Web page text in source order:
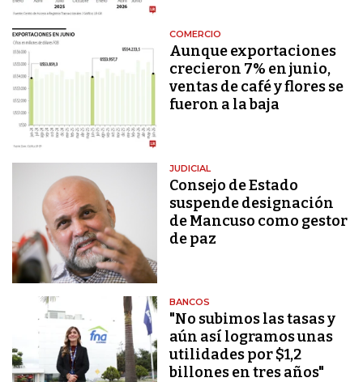
COMERCIO
Aunque exportaciones
crecieron 7% en junio,
ventas de café y flores se
fueron a la baja
JUDICIAL
Consejo de Estado
suspende designación
de Mancuso como gestor
de paz
BANCOS
"No subimos las tasas y
aún así logramos unas
utilidades por $1,2
billones en tres años"